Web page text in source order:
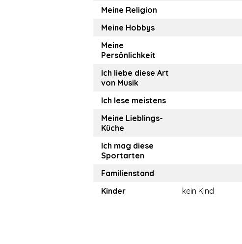
Meine Religion
Meine Hobbys
Meine
Persönlichkeit
Ich liebe diese Art
von Musik
Ich lese meistens
Meine Lieblings-
Küche
Ich mag diese
Sportarten
Familienstand
Kinder
kein Kind